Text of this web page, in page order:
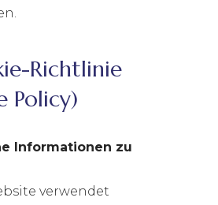
Richtlinie
Policy)
Informationen zu
verwendet